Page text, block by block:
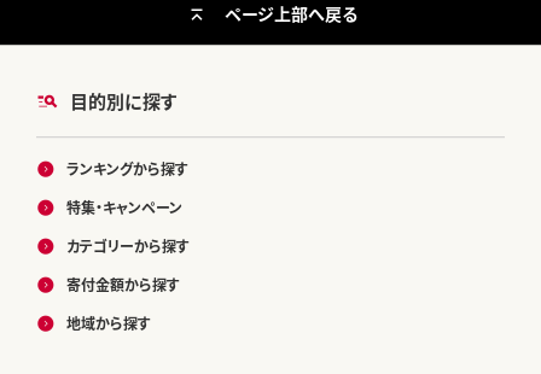
目的別に探す
ランキングから探す
特集・キャンペーン
カテゴリーから探す
寄付金額から探す
地域から探す
ページ上部へ戻る